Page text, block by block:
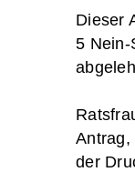
Dieser
5 Nein-
Antrag,
der